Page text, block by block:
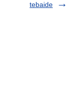
tebaide